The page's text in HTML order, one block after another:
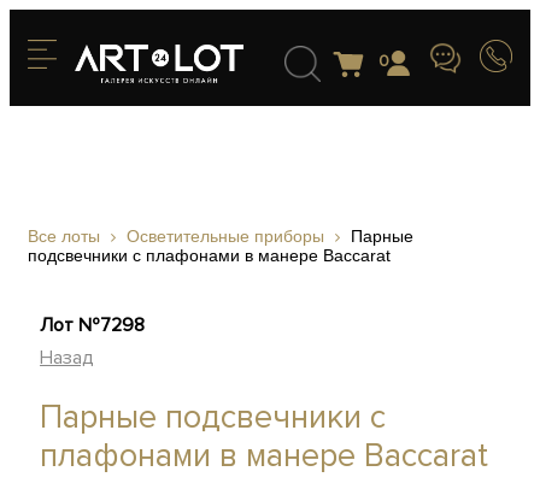
0
Все лоты Осветительные приборы
Парные
подсвечники с плафонами в манере Baccarat
Лот №7298
Назад
Парные подсвечники с
плафонами в манере Baccarat